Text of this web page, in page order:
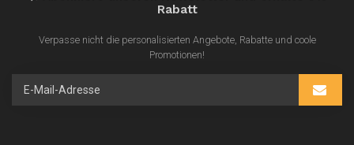
Rabatt
Verpasse nicht die personalisierten Angebote, Rabatte und coole
Promotionen!